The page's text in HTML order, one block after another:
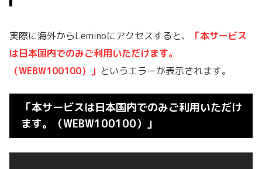
実際に海外からLeminoにアクセスすると、
「本サービス
は日本国内でのみご利用いただけます。
（WEBW100100）」 というエラーが表示されます。
「本サービスは日本国内でのみご利用いただけ
ます。（WEBW100100）」